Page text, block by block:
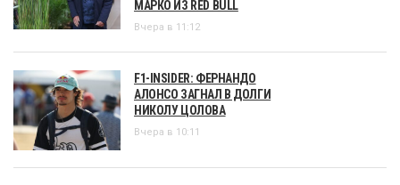
МАРКО ИЗ RED BULL
Вчера в 11:12
F1-INSIDER: ФЕРНАНДО
АЛОНСО ЗАГНАЛ В ДОЛГИ
НИКОЛУ ЦОЛОВА
Вчера в 10:11